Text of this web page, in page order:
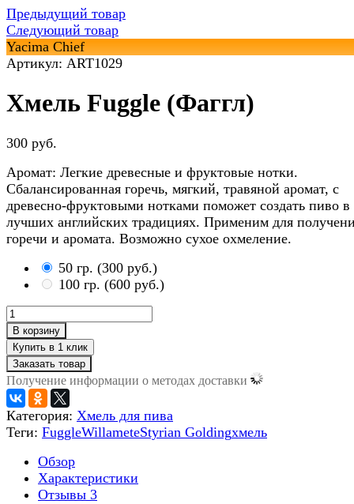
Предыдущий товар
Следующий товар
Yacima Chief
Артикул: ART1029
Хмель Fuggle (Фаггл)
300 руб.
Аромат: Легкие древесные и фруктовые нотки.
Сбалансированная горечь, мягкий, травяной аромат, с
древесно-фруктовыми нотками поможет создать пиво в
лучших английских традициях. Применим для
горечи и аромата. Возможно сухое охмеление.
50 гр. (300 руб.)
100 гр. (600 руб.)
В корзину
Заказать товар
Получение информации о методах доставки
Категория: Хмель для пива
Теги: FuggleWillameteStyrian Goldingхмель
Обзор
Характеристики
Отзывы 3